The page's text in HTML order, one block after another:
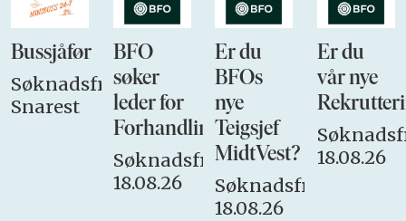
Bussjåfør
Søknadsfrist:
Snarest
BFO
søker
leder for
Forhandlingsutvalget
Søknadsfrist:
18.08.26
Er du
BFOs
nye
Teigsjef
MidtVest?
Søknadsfrist:
18.08.26
Er du
vår nye
18.08.26